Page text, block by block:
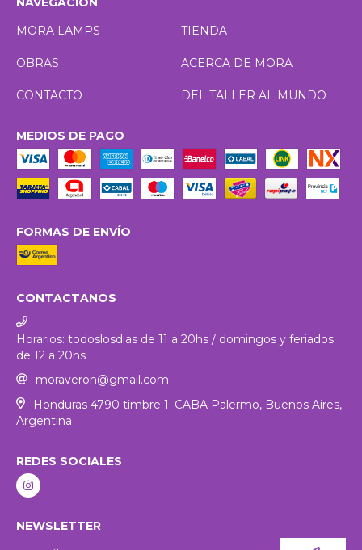
MORA LAMPS
TIENDA
OBRAS ACERCA DE MORA
CONTACTO DEL TALLER AL MUNDO
MEDIOS DE PAGO
FORMAS DE ENVÍO
CONTACTANOS
Horarios: todoslosdias de 11 a 20hs / domingos y feriados
de 12 a 20hs
moraveron@gmail.com
Honduras 4790 timbre 1. CABA Palermo, Buenos Aires,
Argentina
REDES SOCIALES
NEWSLETTER